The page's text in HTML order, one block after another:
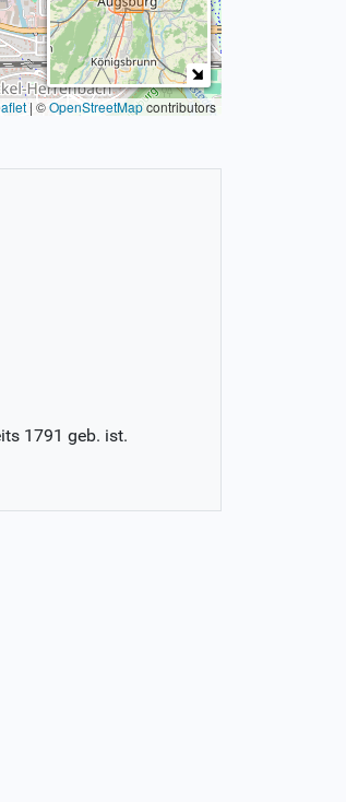
| ©OpenStreetMapcontributors
1791 geb. ist.